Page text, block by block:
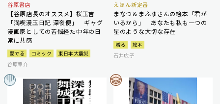
谷原書店
【谷原店長のオススメ】桜玉吉
「満喫漫玉日記 深夜便」 ギャグ
漫画家としての苦悩経た中年の日
常に共感
愛でる コミック
東日本大震災
谷原章介
えほん新定番
まなつ＆まふゆさんの絵本「君が
いるから」 あなたも私も一つの
星のような大切な存在
贈る
絵本
石井広子